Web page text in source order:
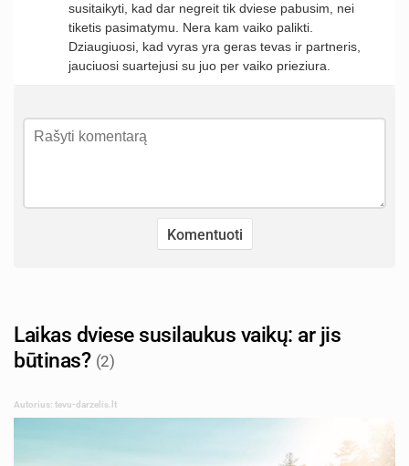
susitaikyti, kad dar negreit tik dviese pabusim, nei
tiketis pasimatymu. Nera kam vaiko palikti.
Dziaugiuosi, kad vyras yra geras tevas ir partneris,
jauciuosi suartejusi su juo per vaiko prieziura.
Laikas dviese susilaukus vaikų: ar jis
būtinas? (2)
Autorius: tevu-darzelis.lt